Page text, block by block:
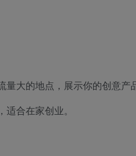
量大的地点，展示你的创意产
适合在家创业。